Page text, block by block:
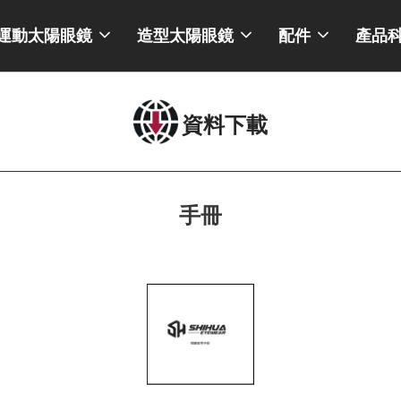
動太陽眼鏡 造型太陽眼鏡 配件 產品
資料下載
手冊